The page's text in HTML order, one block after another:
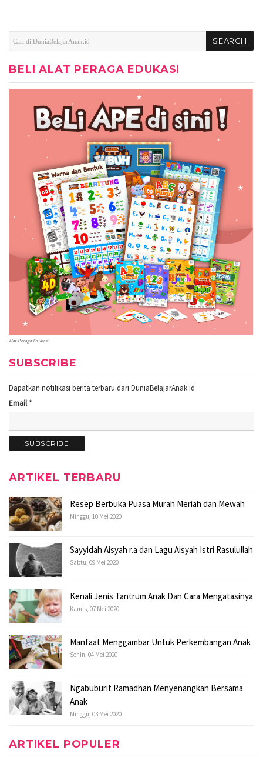
BELI ALAT PERAGA EDUKASI
Alat Peraga Edukasi
SUBSCRIBE
Dapatkan notifikasi berita terbaru dari DuniaBelajarAnak.id
Email *
ARTIKEL TERBARU
Resep Berbuka Puasa Murah Meriah dan Mewah
Minggu, 10 Mei 2020
Sayyidah Aisyah r.a dan Lagu Aisyah Istri Rasulullah
Sabtu, 09 Mei 2020
Kenali Jenis Tantrum Anak Dan Cara Mengatasinya
Kamis, 07 Mei 2020
Manfaat Menggambar Untuk Perkembangan Anak
Senin, 04 Mei 2020
Ngabuburit Ramadhan Menyenangkan Bersama
Anak
Minggu, 03 Mei 2020
ARTIKEL POPULER